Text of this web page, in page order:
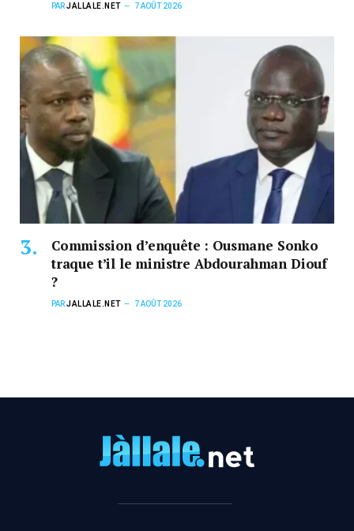
PARJALLALE.NET 7 AOÛT 2026
Commission d’enquête : Ousmane Sonko
traque t’il le ministre Abdourahman Diouf
?
PARJALLALE.NET 7 AOÛT 2026